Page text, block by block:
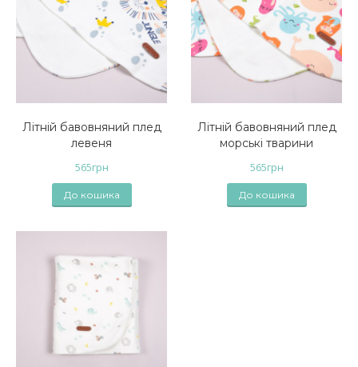
Літній бавовняний плед
левеня
565грн
До кошика
Літній бавовняний плед
морські тварини
565грн
До кошика